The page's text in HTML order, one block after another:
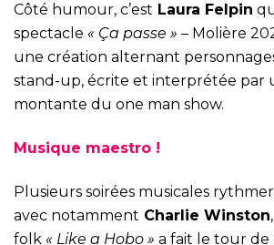
Côté humour, c’est Laura Felpin
spectacle « Ça passe » – Molière
une création alternant
stand-up, écrite et interprétée par
montante du one man show.
Musique maestro !
Plusieurs soirées musicales
avec notamment Charlie Winston
folk « Like a Hobo » a fait le tour de